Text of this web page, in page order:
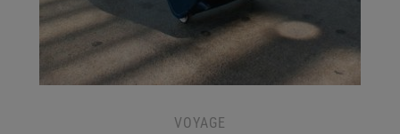
VOYAGE